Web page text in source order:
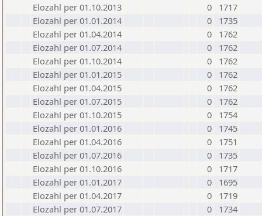
Elozahl per 01.10.2013
0
1717
Elozahl per 01.01.2014
0
1735
Elozahl per 01.04.2014
0
1762
Elozahl per 01.07.2014
0
1762
Elozahl per 01.10.2014
0
1762
Elozahl per 01.01.2015
0
1762
Elozahl per 01.04.2015
0
1762
Elozahl per 01.07.2015
0
1762
Elozahl per 01.10.2015
0
1754
Elozahl per 01.01.2016
0
1745
Elozahl per 01.04.2016
0
1751
Elozahl per 01.07.2016
0
1735
Elozahl per 01.10.2016
0
1717
Elozahl per 01.01.2017
0
1695
Elozahl per 01.04.2017
0
1719
Elozahl per 01.07.2017
0
1734